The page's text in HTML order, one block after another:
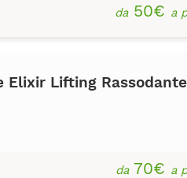
da50€ a
Elixir Lifting Rassodante
da70€ a